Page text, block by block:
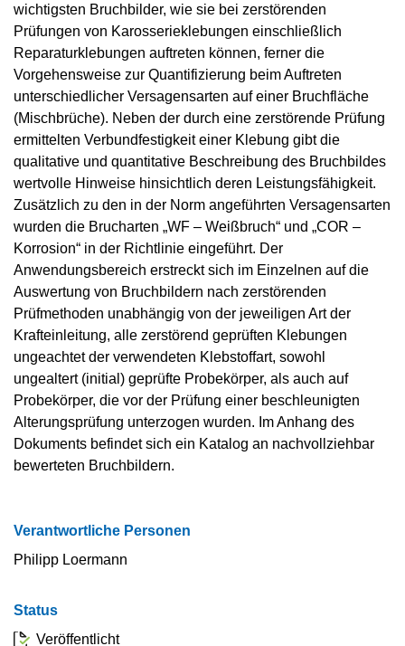
wichtigsten Bruchbilder, wie sie bei zerstörenden
Prüfungen von Karosserieklebungen einschließlich
Reparaturklebungen auftreten können, ferner die
Vorgehensweise zur Quantifizierung beim Auftreten
unterschiedlicher Versagensarten auf einer Bruchfläche
(Mischbrüche). Neben der durch eine zerstörende Prüfung
ermittelten Verbundfestigkeit einer Klebung gibt die
qualitative und quantitative Beschreibung des Bruchbildes
wertvolle Hinweise hinsichtlich deren Leistungsfähigkeit.
Zusätzlich zu den in der Norm angeführten Versagensarten
wurden die Brucharten „WF – Weißbruch“ und „COR –
Korrosion“ in der Richtlinie eingeführt. Der
Anwendungsbereich erstreckt sich im Einzelnen auf die
Auswertung von Bruchbildern nach zerstörenden
Prüfmethoden unabhängig von der jeweiligen Art der
Krafteinleitung, alle zerstörend geprüften Klebungen
ungeachtet der verwendeten Klebstoffart, sowohl
ungealtert (initial) geprüfte Probekörper, als auch auf
Probekörper, die vor der Prüfung einer beschleunigten
Alterungsprüfung unterzogen wurden. Im Anhang des
Dokuments befindet sich ein Katalog an nachvollziehbar
bewerteten Bruchbildern.
Verantwortliche Personen
Philipp Loermann
Status
Veröffentlicht